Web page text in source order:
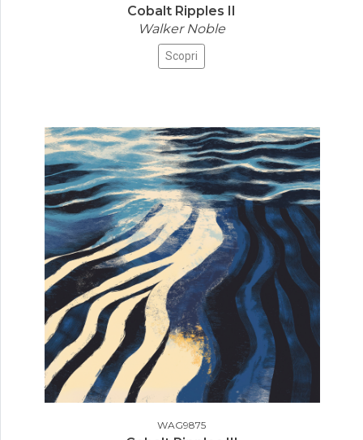
Cobalt Ripples II
Walker Noble
Scopri
WAG9875